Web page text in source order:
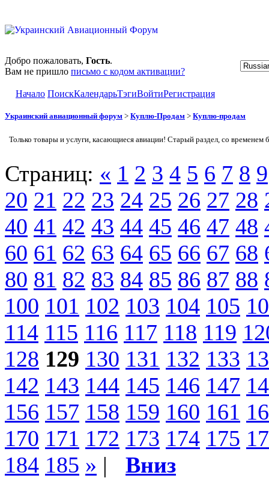
Добро пожаловать, Гость.
Вам не пришло письмо с кодом активации?
Начало ПоискКалендарьТэгиВойтиРегистрация
Украинский авиационный форум > Куплю-Продам > Куплю-продам
Только товары и услуги, касающиеся авиации! Старый раздел, со временем
Страниц: « 1 2 3 4 5 6 7 8 9
20 21 22 23 24 25 26 27 28
40 41 42 43 44 45 46 47 48
60 61 62 63 64 65 66 67 68
80 81 82 83 84 85 86 87 88
100 101 102 103 104 105
114 115 116 117 118 119
128 129 130 131 132 133
142 143 144 145 146 147
156 157 158 159 160 161
170 171 172 173 174 175
184 185 » | Вниз